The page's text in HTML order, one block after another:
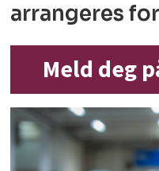
arrangeres
Meld deg